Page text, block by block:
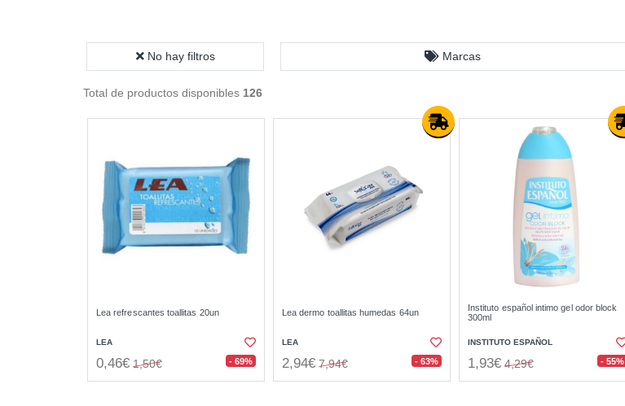
No hay filtros Marcas
Total de productos disponibles 126
Lea refrescantes toallitas 20un
LEA
0,46€ 1,50€ - 69%
Lea dermo toallitas humedas 64un
LEA
2,94€ 7,94€ - 63%
Instituto español intimo gel odor block
300ml
INSTITUTO ESPAÑOL
1,93€ 4,29€ - 55%